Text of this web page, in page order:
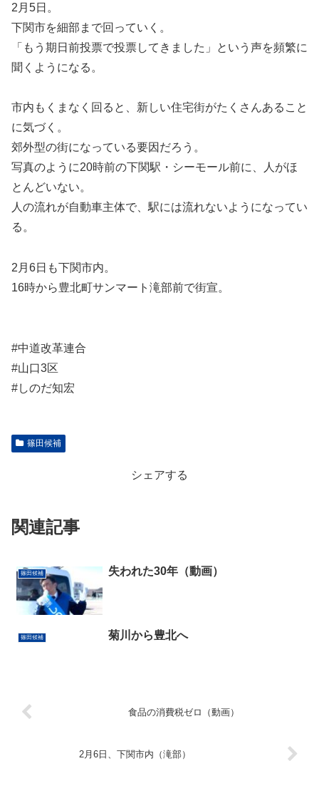
2月5日。
下関市を細部まで回っていく。
「もう期日前投票で投票してきました」という声を頻繁に
聞くようになる。
市内もくまなく回ると、新しい住宅街がたくさんあること
に気づく。
郊外型の街になっている要因だろう。
写真のように20時前の下関駅・シーモール前に、人がほ
とんどいない。
人の流れが自動車主体で、駅には流れないようになってい
る。
2月6日も下関市内。
16時から豊北町サンマート滝部前で街宣。
#中道改革連合
#山口3区
#しのだ知宏
篠田候補
シェアする
関連記事
篠田候補 失われた30年（動画）
篠田候補 菊川から豊北へ
食品の消費税ゼロ（動画）
2月6日、下関市内（滝部）